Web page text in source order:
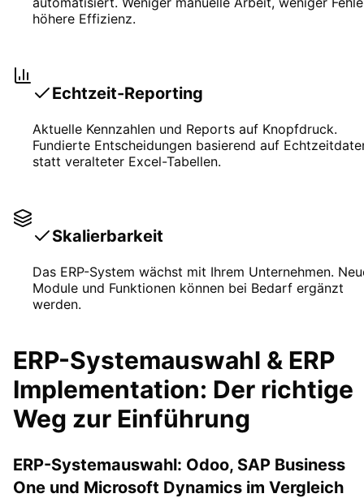
höhere Effizienz.
Echtzeit-Reporting
Aktuelle Kennzahlen und Reports auf Knopfdruck.
Fundierte Entscheidungen basierend auf
statt veralteter Excel-Tabellen.
Skalierbarkeit
Das ERP-System wächst mit Ihrem Unternehmen.
Module und Funktionen können bei Bedarf ergänzt
werden.
ERP-Systemauswahl & ERP
Implementation: Der richtige
Weg zur Einführung
ERP-Systemauswahl: Odoo, SAP Business
One und Microsoft Dynamics im Vergleich